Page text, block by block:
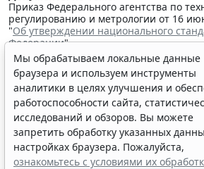
Приказ Федерального агентства по
регулированию и метрологии от 16
"Об утверждении национального
Федерации"
Читайте также:
Росстандарт разработал проект ГОСТа
электрической дуги
Сотрудник имеет право уйти с места
обеденного перерыва
Роструд напомнил о нюансах
проверки знаний по охране труда
Верховный Суд РФ заставил
переплату пособия
Мы обрабатываем локальные данные
браузера и используем инструменты
аналитики в целях улучшения и
работоспособности сайта,
исследований и обзоров. Вы можете
запретить обработку указанных
настройках браузера. Пожалуйста,
ознакомьтесь с условиями их